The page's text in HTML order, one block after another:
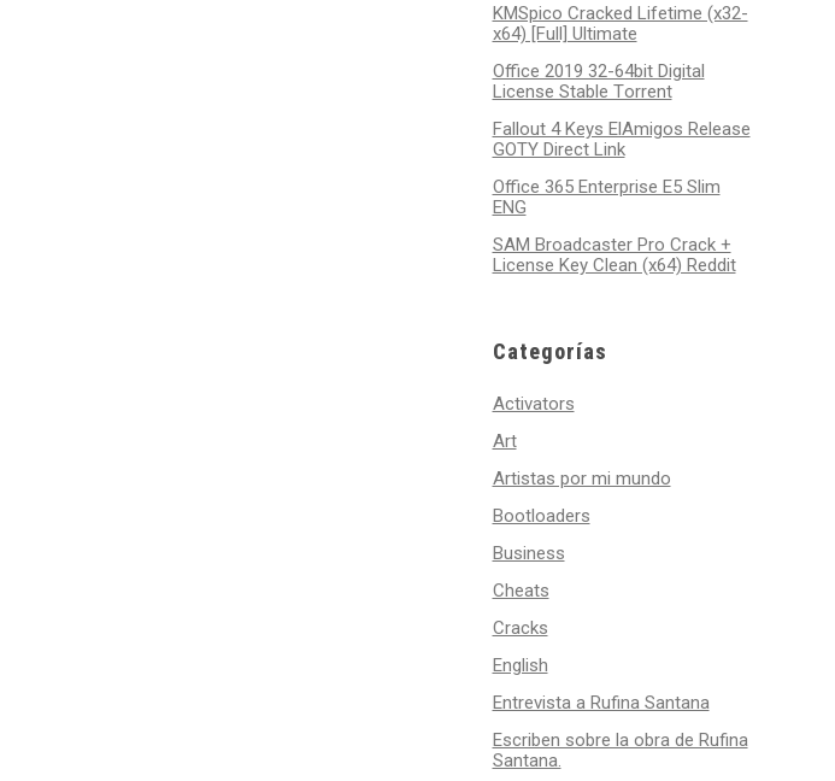
KMSpico Cracked Lifetime (x32-
x64) [Full] Ultimate
Office 2019 32-64bit Digital
License Stable Tоrrеnt
Fallout 4 Keys ElAmigos Release
GOTY Direct Link
Office 365 Enterprise E5 Slim
ENG
SAM Broadcaster Pro Crack +
License Key Clean (x64) Reddit
Categorías
Activators
Art
Artistas por mi mundo
Bootloaders
Business
Cheats
Cracks
English
Entrevista a Rufina Santana
Escriben sobre la obra de Rufina
Santana.